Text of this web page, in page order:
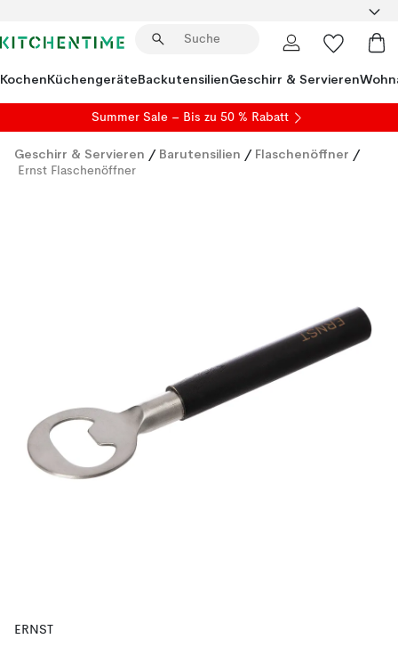
KochenKüchengeräteBackutensilienGeschirr & Servieren
Summer Sale – Bis zu 50 % Rabatt
Geschirr & Servieren / Barutensilien / Flaschenöffner /
Ernst Flaschenöffner
ERNST